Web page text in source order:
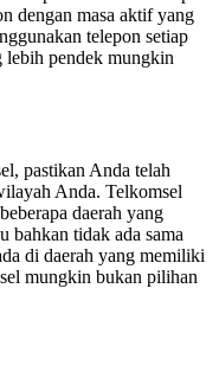
dengan masa aktif yang
telepon setiap
lebih pendek mungkin
pastikan Anda telah
Anda. Telkomsel
daerah yang
bahkan tidak ada sama
di daerah yang memiliki
mungkin bukan pilihan